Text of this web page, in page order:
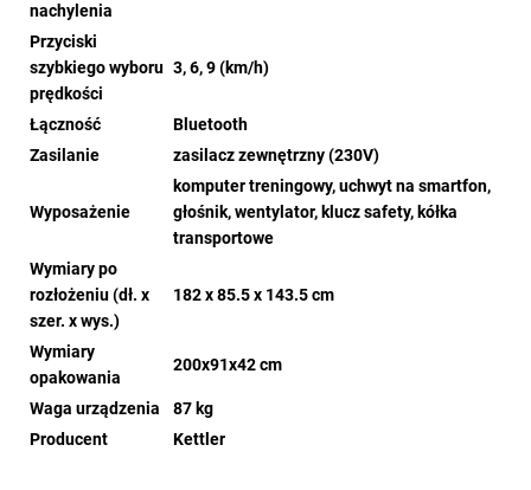
nachylenia
Przyciski
szybkiego wyboru
prędkości
3, 6, 9 (km/h)
Łączność
Bluetooth
Zasilanie
zasilacz zewnętrzny (230V)
Wyposażenie
komputer treningowy, uchwyt na smartfon,
głośnik, wentylator, klucz safety, kółka
transportowe
Wymiary po
rozłożeniu (dł. x
szer. x wys.)
182 x 85.5 x 143.5 cm
Wymiary
opakowania
200x91x42 cm
Waga urządzenia
87 kg
Producent
Kettler